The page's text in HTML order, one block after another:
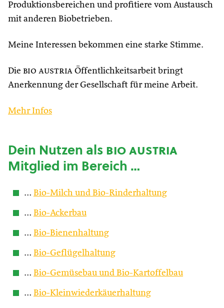
Produktionsbereichen und profitiere vom Austausch
mit anderen Biobetrieben.
Meine Interessen bekommen eine starke Stimme.
Die bio austria Öffentlichkeitsarbeit bringt
Anerkennung der Gesellschaft für meine Arbeit.
Mehr Infos
Dein Nutzen alsbio austria
Mitglied im Bereich …
… Bio-Milch und Bio-Rinderhaltung
… Bio-Ackerbau
… Bio-Bienenhaltung
… Bio-Geflügelhaltung
… Bio-Gemüsebau und Bio-Kartoffelbau
… Bio-Kleinwiederkäuerhaltung